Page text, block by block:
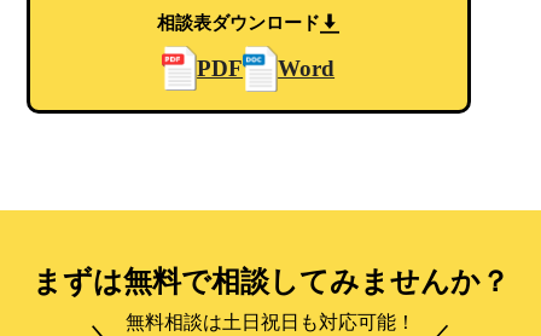
相談表ダウンロード
PDF Word
まずは無料で相談してみませんか？
無料相談は土日祝日も対応可能！